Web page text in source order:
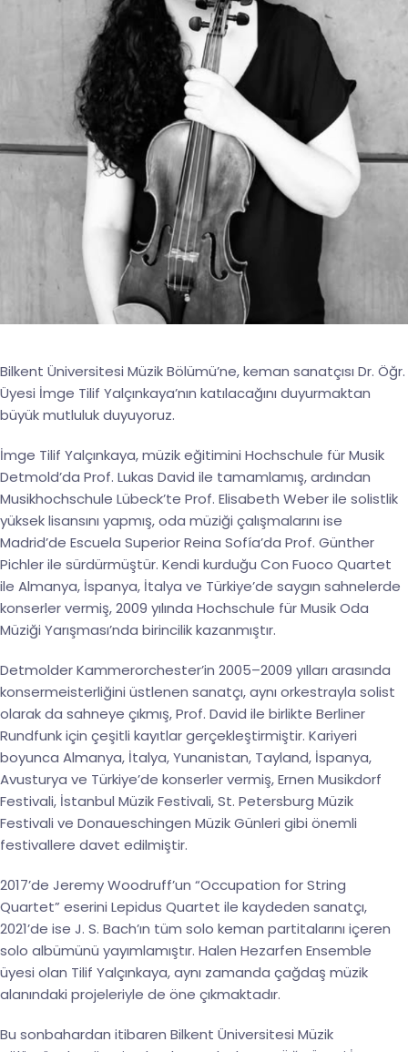
Bilkent Üniversitesi Müzik Bölümü’ne, keman sanatçısı Dr. Öğr.
Üyesi İmge Tilif Yalçınkaya’nın katılacağını duyurmaktan
büyük mutluluk duyuyoruz.
İmge Tilif Yalçınkaya, müzik eğitimini Hochschule für Musik
Detmold’da Prof. Lukas David ile tamamlamış, ardından
Musikhochschule Lübeck’te Prof. Elisabeth Weber ile solistlik
yüksek lisansını yapmış, oda müziği çalışmalarını ise
Madrid’de Escuela Superior Reina Sofía’da Prof. Günther
Pichler ile sürdürmüştür. Kendi kurduğu Con Fuoco Quartet
ile Almanya, İspanya, İtalya ve Türkiye’de saygın sahnelerde
konserler vermiş, 2009 yılında Hochschule für Musik Oda
Müziği Yarışması’nda birincilik kazanmıştır.
Detmolder Kammerorchester’in 2005–2009 yılları arasında
konsermeisterliğini üstlenen sanatçı, aynı orkestrayla solist
olarak da sahneye çıkmış, Prof. David ile birlikte Berliner
Rundfunk için çeşitli kayıtlar gerçekleştirmiştir. Kariyeri
boyunca Almanya, İtalya, Yunanistan, Tayland, İspanya,
Avusturya ve Türkiye’de konserler vermiş, Ernen Musikdorf
Festivali, İstanbul Müzik Festivali, St. Petersburg Müzik
Festivali ve Donaueschingen Müzik Günleri gibi önemli
festivallere davet edilmiştir.
2017’de Jeremy Woodruff’un “Occupation for String
Quartet” eserini Lepidus Quartet ile kaydeden sanatçı,
2021’de ise J. S. Bach’ın tüm solo keman partitalarını içeren
solo albümünü yayımlamıştır. Halen Hezarfen Ensemble
üyesi olan Tilif Yalçınkaya, aynı zamanda çağdaş müzik
alanındaki projeleriyle de öne çıkmaktadır.
Bu sonbahardan itibaren Bilkent Üniversitesi Müzik